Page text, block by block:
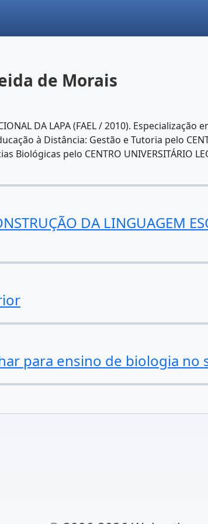
de Morais
DA LAPA (FAEL / 2010). Especialização
à Distância: Gestão e Tutoria pelo
pelo CENTRO UNIVERSITÁRIO
DA LINGUAGEM
para ensino de biologia